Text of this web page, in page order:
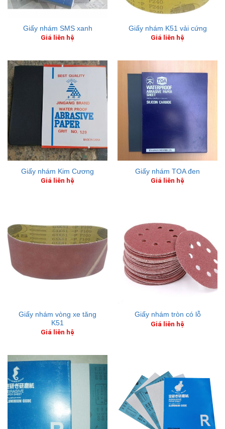
Giấy nhám SMS xanh
Giá liên hệ
Giấy nhám K51 vải cứng
Giá liên hệ
Giấy nhám Kim Cương
Giá liên hệ
Giấy nhám TOA đen
Giá liên hệ
Giấy nhám vòng xe tăng
K51
Giá liên hệ
Giấy nhám tròn có lỗ
Giá liên hệ